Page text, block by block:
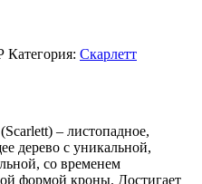
Категория: Скарлетт
– листопадное,
дерево с уникальной,
со временем
формой кроны. Достигает